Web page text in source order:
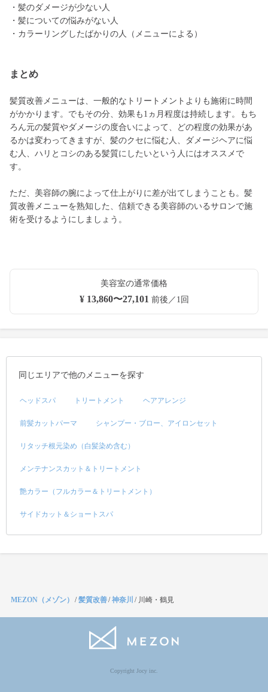
・髪のダメージが少ない人
・髪についての悩みがない人
・カラーリングしたばかりの人（メニューによる）
まとめ
髪質改善メニューは、一般的なトリートメントよりも施術に時間
がかかります。でもその分、効果も1ヵ月程度は持続します。もち
ろん元の髪質やダメージの度合いによって、どの程度の効果があ
るかは変わってきますが、髪のクセに悩む人、ダメージヘアに悩
む人、ハリとコシのある髪質にしたいという人にはオススメで
す。
ただ、美容師の腕によって仕上がりに差が出てしまうことも。髪
質改善メニューを熟知した、信頼できる美容師のいるサロンで施
術を受けるようにしましょう。
美容室の通常価格
¥ 13,860〜27,101 前後／1回
同じエリアで他のメニューを探す
ヘッドスパ トリートメント ヘアアレンジ
前髪カットパーマ シャンプー・ブロー、アイロンセット
リタッチ根元染め（白髪染め含む）
メンテナンスカット＆トリートメント
艶カラー（フルカラー＆トリートメント）
サイドカット＆ショートスパ
MEZON（メゾン） /髪質改善/神奈川 / 川崎・鶴見
Copyright Jocy inc.